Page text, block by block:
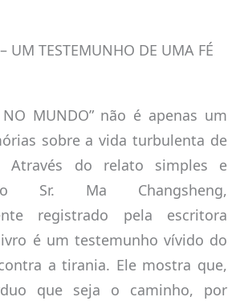
UM TESTEMUNHO DE UMA FÉ
NO MUNDO” não é apenas um
sobre a vida turbulenta de
Através do relato simples e
Sr. Ma Changsheng,
registrado pela escritora
é um testemunho vívido do
a tirania. Ele mostra que,
que seja o caminho, por